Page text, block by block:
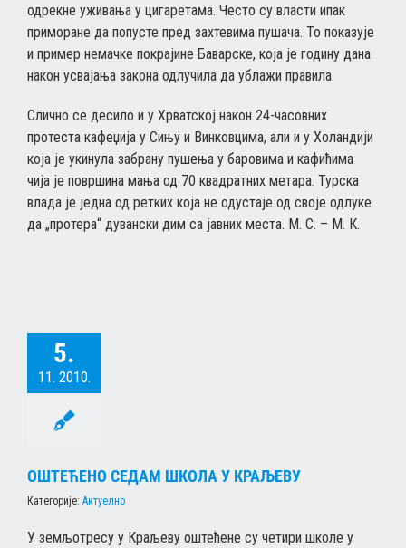
одрекне уживања у цигаретама. Често су власти ипак
приморане да попусте пред захтевима пушача. То показује
и пример немачке покрајине Баварске, која је годину дана
након усвајања закона одлучила да ублажи правила.
Слично се десило и у Хрватској након 24-часовних
протеста кафеџија у Сињу и Винковцима, али и у Холандији
која је укинула забрану пушења у баровима и кафићима
чија је површина мања од 70 квадратних метара. Турска
влада је једна од ретких која не одустаје од своје одлуке
да „протера“ дувански дим са јавних места. М. С. – М. К.
5.
11. 2010.
ОШТЕЋЕНО СЕДАМ ШКОЛА У КРАЉЕВУ
Категорије: Актуелно
У земљотресу у Краљеву оштећене су четири школе у